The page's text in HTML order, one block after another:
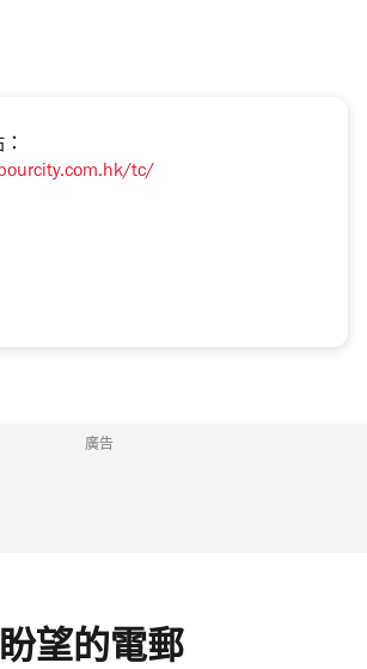
tc/
廣告
望的電郵